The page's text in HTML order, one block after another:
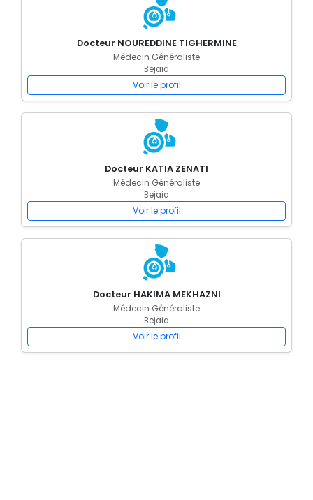
Docteur NOUREDDINE TIGHERMINE
Médecin Généraliste
Bejaia
Voir le profil
Docteur KATIA ZENATI
Médecin Généraliste
Bejaia
Voir le profil
Docteur HAKIMA MEKHAZNI
Médecin Généraliste
Bejaia
Voir le profil